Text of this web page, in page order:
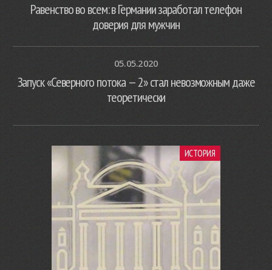
Равенство во всем: в Германии заработал телефон
доверия для мужчин
05.05.2020
Запуск «Северного потока — 2» стал невозможным даже
теоретически
ИСТОРИЯ